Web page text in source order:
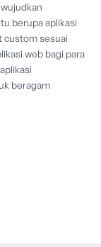
berupa aplikasi
custom sesuai
web bagi para
beragam